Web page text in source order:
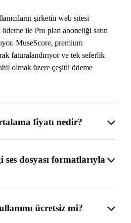
şirketin web sitesi
ile Pro plan aboneliği satın
MuseScore, premium
faturalandırıyor ve tek seferlik
olmak üzere çeşitli ödeme
fiyatı nedir?
ses dosyası formatlarıyla
ücretsiz mi?